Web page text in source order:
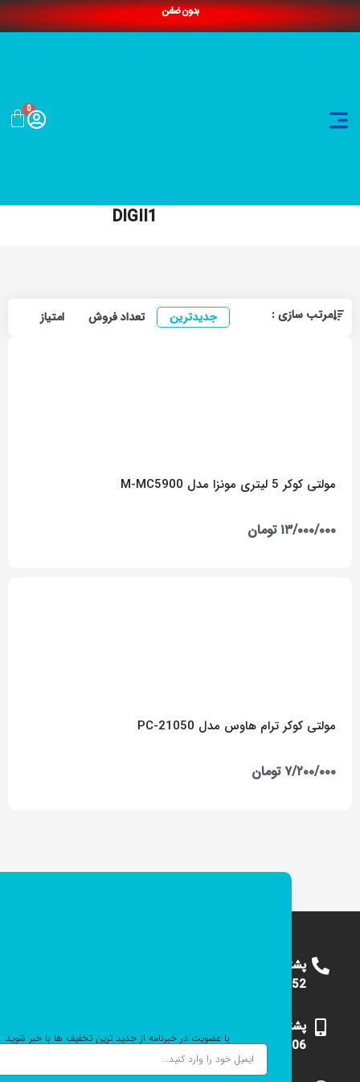
بدون ضامن
0
DIGII1
مرتب سازی : جدیدترین تعداد فروش امتیاز
مولتی کوکر 5 لیتری مونزا مدل M-MC5900
۱۳/۰۰۰/۰۰۰ تومان
مولتی کوکر ترام هاوس مدل PC-21050
۷/۲۰۰/۰۰۰ تومان
پشتیبانی
09124375652
پشتیبانی
09101531006با عضویت در خبرنامه از جدید ترین تخفیف ها با خبر شوید